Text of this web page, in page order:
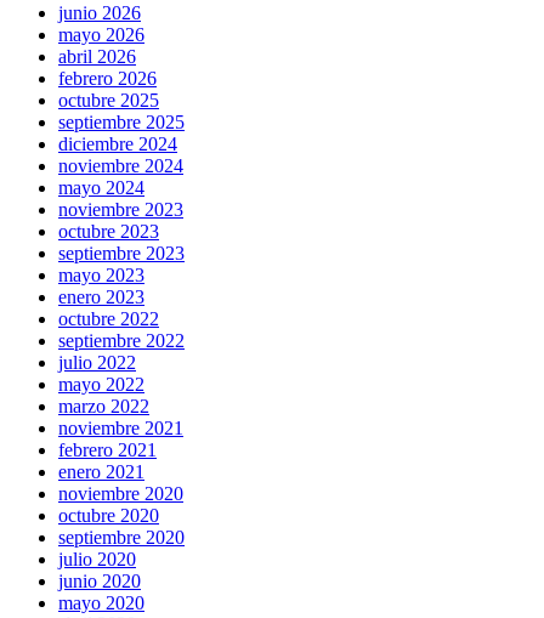
junio 2026
mayo 2026
abril 2026
febrero 2026
octubre 2025
septiembre 2025
diciembre 2024
noviembre 2024
mayo 2024
noviembre 2023
octubre 2023
septiembre 2023
mayo 2023
enero 2023
octubre 2022
septiembre 2022
julio 2022
mayo 2022
marzo 2022
noviembre 2021
febrero 2021
enero 2021
noviembre 2020
octubre 2020
septiembre 2020
julio 2020
junio 2020
mayo 2020